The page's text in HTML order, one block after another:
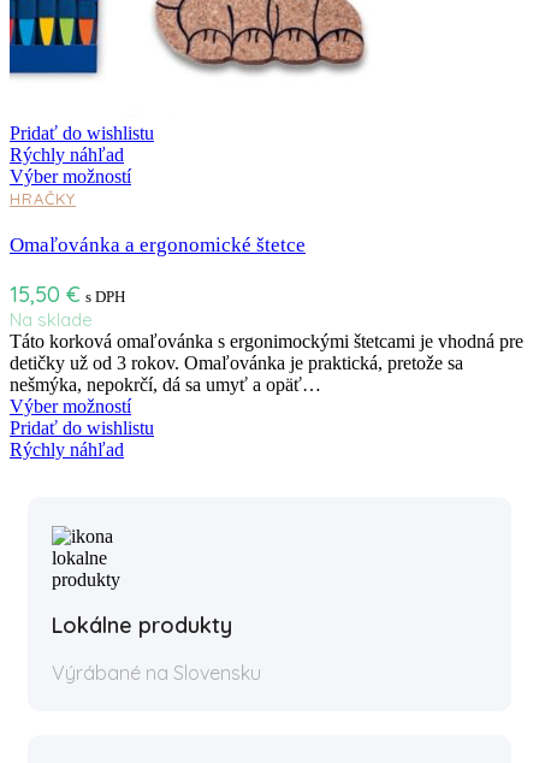
Pridať do wishlistu
Rýchly náhľad
Výber možností
HRAČKY
Omaľovánka a ergonomické štetce
15,50 € s DPH
Na sklade
Táto korková omaľovánka s ergonimockými štetcami je vhodná pre
detičky už od 3 rokov. Omaľovánka je praktická, pretože sa
nešmýka, nepokrčí, dá sa umyť a opäť…
Výber možností
Pridať do wishlistu
Rýchly náhľad
Lokálne produkty
Výrábané na Slovensku